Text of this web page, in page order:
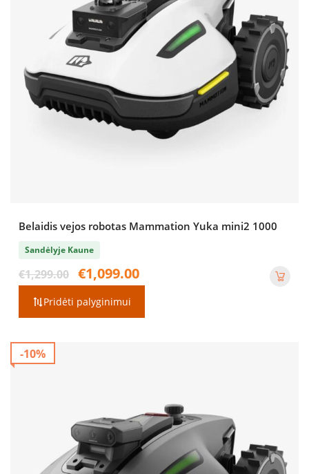
Belaidis vejos robotas Mammation Yuka mini2 1000
Sandėlyje Kaune
€1,299.00
Original
price
was:
€1,299.00.
€1,099.00
Pridėti palyginimui
-10%